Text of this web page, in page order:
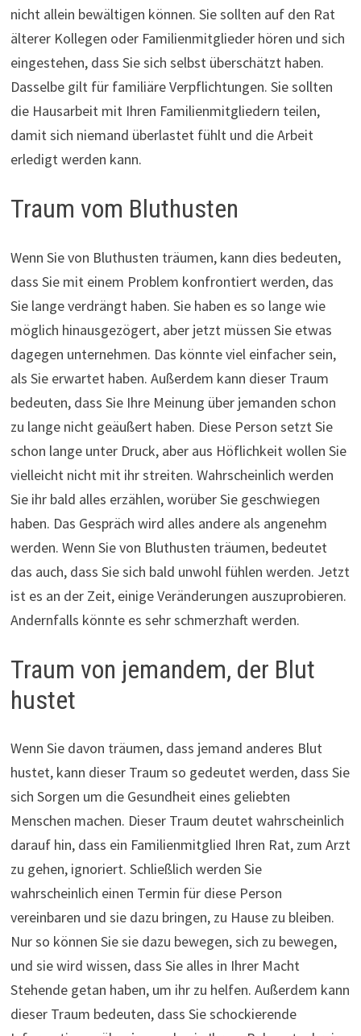
nicht allein bewältigen können. Sie sollten auf den Rat
älterer Kollegen oder Familienmitglieder hören und sich
eingestehen, dass Sie sich selbst überschätzt haben.
Dasselbe gilt für familiäre Verpflichtungen. Sie sollten
die Hausarbeit mit Ihren Familienmitgliedern teilen,
damit sich niemand überlastet fühlt und die Arbeit
erledigt werden kann.
Traum vom Bluthusten
Wenn Sie von Bluthusten träumen, kann dies bedeuten,
dass Sie mit einem Problem konfrontiert werden, das
Sie lange verdrängt haben. Sie haben es so lange wie
möglich hinausgezögert, aber jetzt müssen Sie etwas
dagegen unternehmen. Das könnte viel einfacher sein,
als Sie erwartet haben. Außerdem kann dieser Traum
bedeuten, dass Sie Ihre Meinung über jemanden schon
zu lange nicht geäußert haben. Diese Person setzt Sie
schon lange unter Druck, aber aus Höflichkeit wollen Sie
vielleicht nicht mit ihr streiten. Wahrscheinlich werden
Sie ihr bald alles erzählen, worüber Sie geschwiegen
haben. Das Gespräch wird alles andere als angenehm
werden. Wenn Sie von Bluthusten träumen, bedeutet
das auch, dass Sie sich bald unwohl fühlen werden. Jetzt
ist es an der Zeit, einige Veränderungen auszuprobieren.
Andernfalls könnte es sehr schmerzhaft werden.
Traum von jemandem, der Blut
hustet
Wenn Sie davon träumen, dass jemand anderes Blut
hustet, kann dieser Traum so gedeutet werden, dass Sie
sich Sorgen um die Gesundheit eines geliebten
Menschen machen. Dieser Traum deutet wahrscheinlich
darauf hin, dass ein Familienmitglied Ihren Rat, zum Arzt
zu gehen, ignoriert. Schließlich werden Sie
wahrscheinlich einen Termin für diese Person
vereinbaren und sie dazu bringen, zu Hause zu bleiben.
Nur so können Sie sie dazu bewegen, sich zu bewegen,
und sie wird wissen, dass Sie alles in Ihrer Macht
Stehende getan haben, um ihr zu helfen. Außerdem kann
dieser Traum bedeuten, dass Sie schockierende